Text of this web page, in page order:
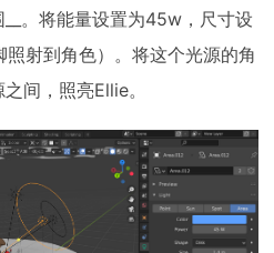
。将能量设置为45w，尺寸设
射到角色）。将这个光源的角
间，照亮Ellie。